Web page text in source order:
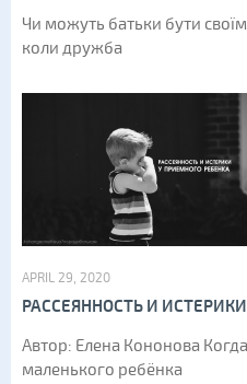
Чи можуть батьки бути
коли дружба
APRIL 29, 2020
РАССЕЯННОСТЬ И
Автор: Елена Кононова
маленького ребёнка